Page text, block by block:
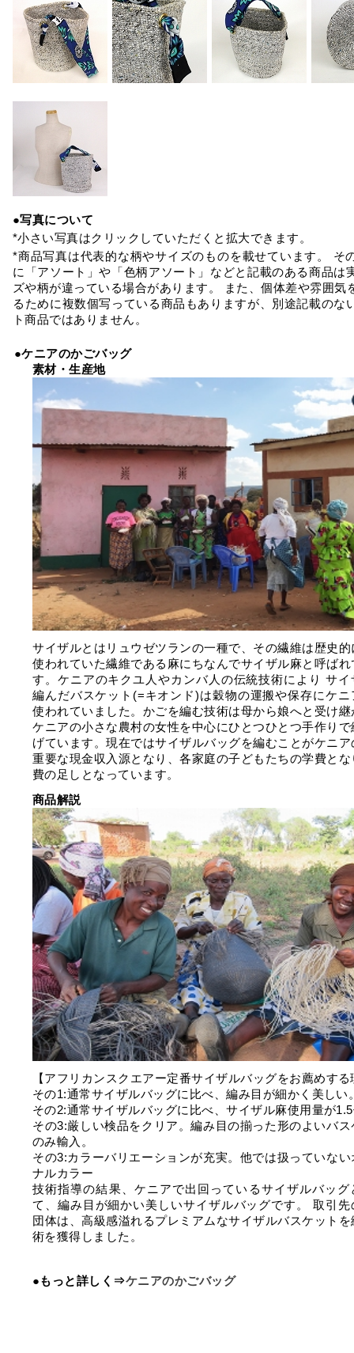
●写真について
*小さい写真はクリックしていただくと拡大できます。
*商品写真は代表的な柄やサイズのものを載せています。 そ
に「アソート」や「色柄アソート」などと記載のある商品は
ズや柄が違っている場合があります。 また、個体差や雰囲気
るために複数個写っている商品もありますが、別途記載のな
ト商品ではありません。
●ケニアのかごバッグ
素材・生産地
サイザルとはリュウゼツランの一種で、その繊維は歴史
使われていた繊維である麻にちなんでサイザル麻と呼ば
す。ケニアのキクユ人やカンバ人の伝統技術により サイ
編んだバスケット(=キオンド)は穀物の運搬や保存にケニ
使われていました。かごを編む技術は母から娘へと受け
ケニアの小さな農村の女性を中心にひとつひとつ手作り
げています。現在ではサイザルバッグを編むことがケニ
重要な現金収入源となり、各家庭の子どもたちの学費と
費の足しとなっています。
商品解説
【アフリカンスクエアー定番サイザルバッグをお薦めする
その1:通常サイザルバッグに比べ、編み目が細かく美しい
その2:通常サイザルバッグに比べ、サイザル麻使用量が
その3:厳しい検品をクリア。編み目の揃った形のよいバス
のみ輸入。
その3:カラーバリエーションが充実。他では扱っていない
ナルカラー
技術指導の結果、ケニアで出回っているサイザルバッグ
て、編み目が細かい美しいサイザルバッグです。 取引先
団体は、高級感溢れるプレミアムなサイザルバスケット
術を獲得しました。
●もっと詳しく⇒ケニアのかごバッグ